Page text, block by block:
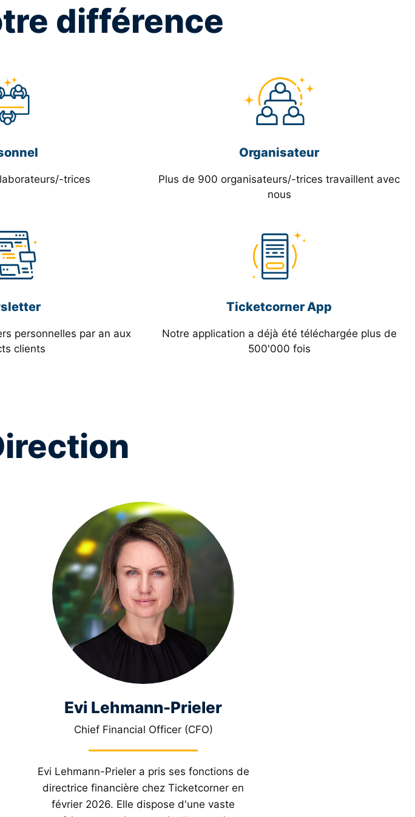
différence
trices
Organisateur
Plus de 900 organisateurs/-trices travaillent avec
nous
personnelles par an aux
clients
Ticketcorner App
Notre application a déjà été téléchargée plus de
500'000 fois
Evi Lehmann-Prieler
Chief Financial Officer (CFO)
Evi Lehmann-Prieler a pris ses fonctions de
directrice financière chez Ticketcorner en
février 2026. Elle dispose d'une vaste